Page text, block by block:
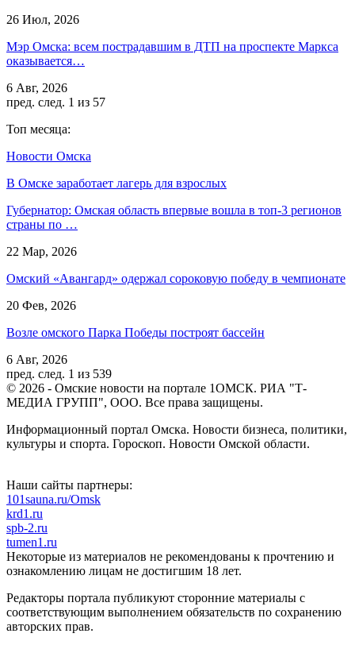
26 Июл, 2026
Мэр Омска: всем пострадавшим в ДТП на проспекте Маркса
оказывается…
6 Авг, 2026
пред. след. 1 из 57
Топ месяца:
Новости Омска
В Омске заработает лагерь для взрослых
Губернатор: Омская область впервые вошла в топ-3 регионов
страны по …
22 Мар, 2026
Омский «Авангард» одержал сороковую победу в чемпионате
20 Фев, 2026
Возле омского Парка Победы построят бассейн
6 Авг, 2026
пред. след. 1 из 539
© 2026 - Омские новости на портале 1ОМСК. РИА "Т-
МЕДИА ГРУПП", ООО. Все права защищены.
Информационный портал Омска. Новости бизнеса, политики,
культуры и спорта. Гороскоп. Новости Омской области.
Наши сайты партнеры:
101sauna.ru/Omsk
krd1.ru
spb-2.ru
tumen1.ru
Некоторые из материалов не рекомендованы к прочтению и
ознакомлению лицам не достигшим 18 лет.
Редакторы портала публикуют сторонние материалы с
соответствующим выполнением обязательств по сохранению
авторских прав.